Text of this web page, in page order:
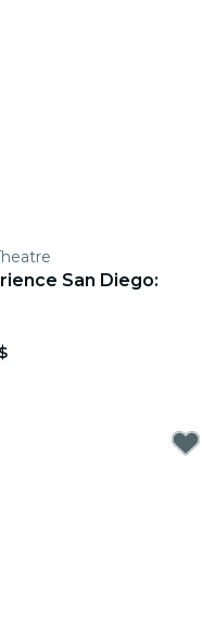
San Diego: